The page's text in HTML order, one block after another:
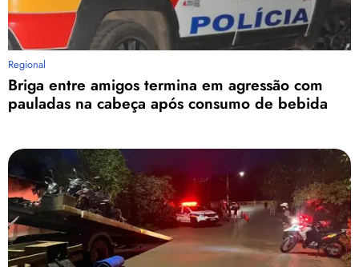
Regional
Briga entre amigos termina em agressão com
pauladas na cabeça após consumo de bebida